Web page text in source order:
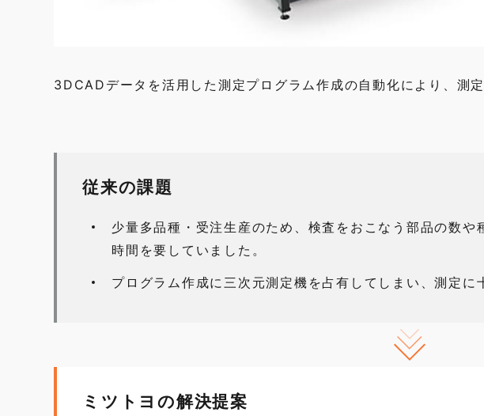
3DCADデータを活用した測定プログラム作成の自動化により、測
従来の課題
少量多品種・受注生産のため、検査をおこなう部品の数
時間を要していました。
プログラム作成に三次元測定機を占有してしまい、測定
ミツトヨの解決提案